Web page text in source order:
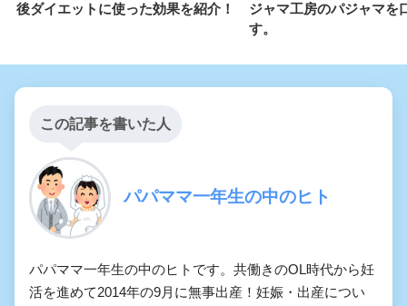
後ダイエットに使った効果を紹介！
ジャマ工房のパジャマを
す。
この記事を書いた人
パパママ一年生の中のヒト
パパママ一年生の中のヒトです。共働きのOL時代から妊
活を進めて2014年の9月に無事出産！妊娠・出産につい